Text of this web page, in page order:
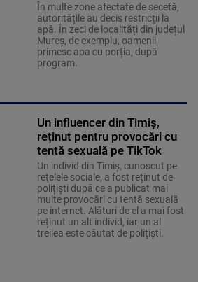
În multe zone afectate de secetă,
autoritățile au decis restricții la
apă. În zeci de localități din județul
Mureș, de exemplu, oamenii
primesc apa cu porția, după
program.
Un influencer din Timiș,
reținut pentru provocări cu
tentă sexuală pe TikTok
Un individ din Timiș, cunoscut pe
reţelele sociale, a fost reținut de
polițiști după ce a publicat mai
multe provocări cu tentă sexuală
pe internet. Alături de el a mai fost
reținut un alt individ, iar un al
treilea este căutat de polițiști.